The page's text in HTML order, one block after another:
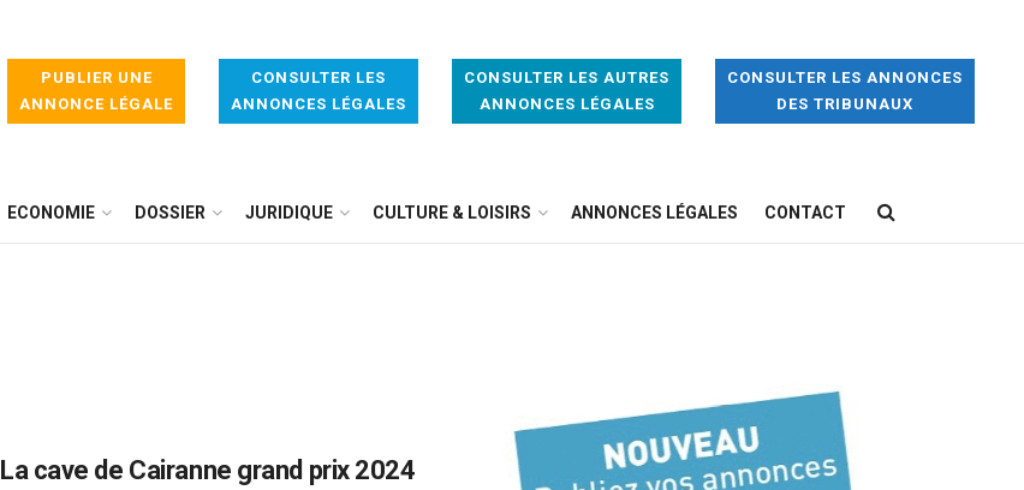
PUBLIER UNE
ANNONCE LÉGALE
CONSULTER LES
ANNONCES LÉGALES
CONSULTER LES AUTRES
ANNONCES LÉGALES
CONSULTER LES ANNONCES
DES TRIBUNAUX
ECONOMIE DOSSIER JURIDIQUE CULTURE & LOISIRS ANNONCES LÉGALES CONTACT
La cave de Cairanne grand prix 2024